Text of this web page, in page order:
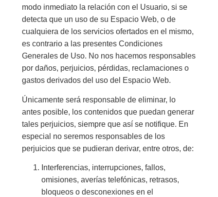
modo inmediato la relación con el Usuario, si se
detecta que un uso de su Espacio Web, o de
cualquiera de los servicios ofertados en el mismo,
es contrario a las presentes Condiciones
Generales de Uso. No nos hacemos responsables
por daños, perjuicios, pérdidas, reclamaciones o
gastos derivados del uso del Espacio Web.
Únicamente será responsable de eliminar, lo
antes posible, los contenidos que puedan generar
tales perjuicios, siempre que así se notifique. En
especial no seremos responsables de los
perjuicios que se pudieran derivar, entre otros, de:
Interferencias, interrupciones, fallos,
omisiones, averías telefónicas, retrasos,
bloqueos o desconexiones en el